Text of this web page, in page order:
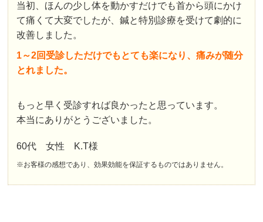
当初、ほんの少し体を動かすだけでも首から頭にかけ
て痛くて大変でしたが、鍼と特別診療を受けて劇的に
改善しました。
1～2回受診しただけでもとても楽になり、痛みが随分
とれました。
もっと早く受診すれば良かったと思っています。
本当にありがとうございました。
60代 女性 K.T様
※お客様の感想であり、効果効能を保証するものではありません。